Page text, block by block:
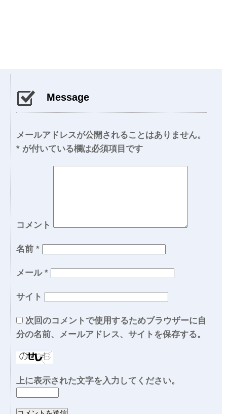
Message
メールアドレスが公開されることはありません。
* が付いている欄は必須項目です
コメント
名前 *
メール *
サイト
次回のコメントで使用するためブラウザーに自
分の名前、メールアドレス、サイトを保存する。
上に表示された文字を入力してください。